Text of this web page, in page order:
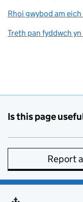
Rhoi gwybod am
Treth pan fyddwch
Is this page
Report